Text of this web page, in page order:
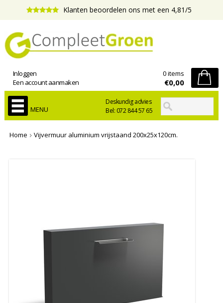
Klanten beoordelen ons met een 4,81/5
Deskundig advies
Bel: 072 844 57 65
Inloggen
Een account aanmaken
0 items
€0,00
MENU
Home Vijvermuur aluminium vrijstaand 200x25x120cm.